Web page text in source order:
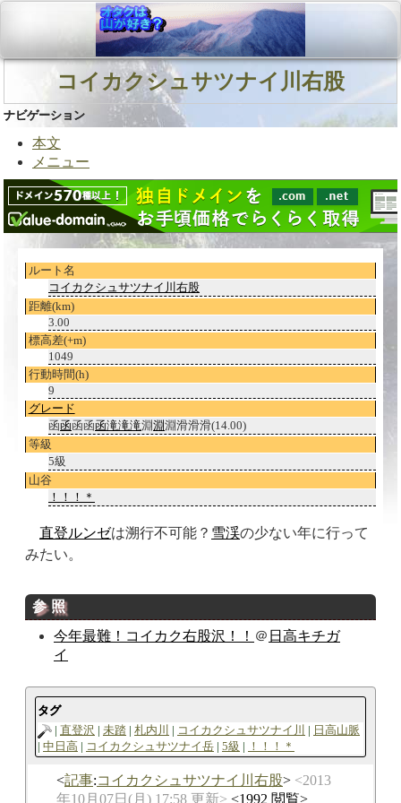
コイカクシュサツナイ川右股
ナビゲーション
本文
メニュー
ルート名
コイカクシュサツナイ川右股
距離(km)
3.00
標高差(+m)
1049
行動時間(h)
9
グレード
函函函函函滝滝滝淵淵淵滑滑滑(14.00)
等級
5級
山谷
！！！＊
直登ルンゼは溯行不可能？ 雪渓の少ない年に行って
みたい。
参照
今年最難！コイカク右股沢！！ ＠ 日高キチガ
イ
タグ
直登沢
未踏 札内川 コイカクシュサツナイ川
日高山脈
中日高
コイカクシュサツナイ岳 5級 ！！！＊
記事:コイカクシュサツナイ川右股
2013
年10月07日(月) 17:58 更新
1992 閲覧